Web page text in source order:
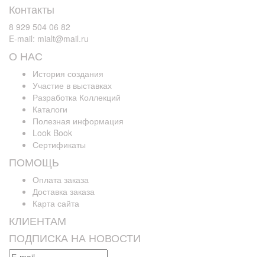
Контакты
8 929 504 06 82
E-mail: mialt@mail.ru
О НАС
История создания
Участие в выставках
Разработка Коллекций
Каталоги
Полезная информация
Look Book
Сертификаты
ПОМОЩЬ
Оплата заказа
Доставка заказа
Карта сайта
КЛИЕНТАМ
ПОДПИСКА НА НОВОСТИ